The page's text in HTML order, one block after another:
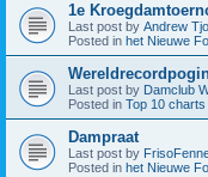
1e
Last post by Andrew
Posted in het Nieuwe
Last post by Damclub
Posted in Top 10 charts
Dampraat
Last post by
Posted in het Nieuwe